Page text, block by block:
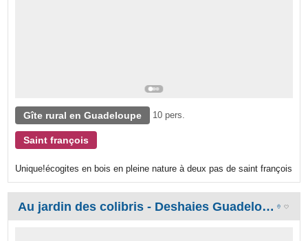
Gîte rural en Guadeloupe 10 pers.
Saint françois
Unique!écogites en bois en pleine nature à deux pas de saint françois
Au jardin des colibris - Deshaies Guadeloupe - Locations gîtes de charme et cabanes insolites